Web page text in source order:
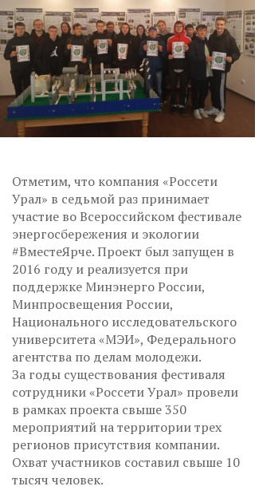
Отметим, что компания «Россети
Урал» в седьмой раз принимает
участие во Всероссийском фестивале
энергосбережения и экологии
#ВместеЯрче. Проект был запущен в
2016 году и реализуется при
поддержке Минэнерго России,
Минпросвещения России,
Национального исследовательского
университета «МЭИ», Федерального
агентства по делам молодежи.
За годы существования фестиваля
сотрудники «Россети Урал» провели
в рамках проекта свыше 350
мероприятий на территории трех
регионов присутствия компании.
Охват участников составил свыше 10
тысяч человек.